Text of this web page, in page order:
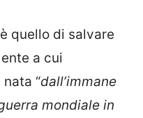
quello di salvare
a cui
“dall’immane
mondiale in